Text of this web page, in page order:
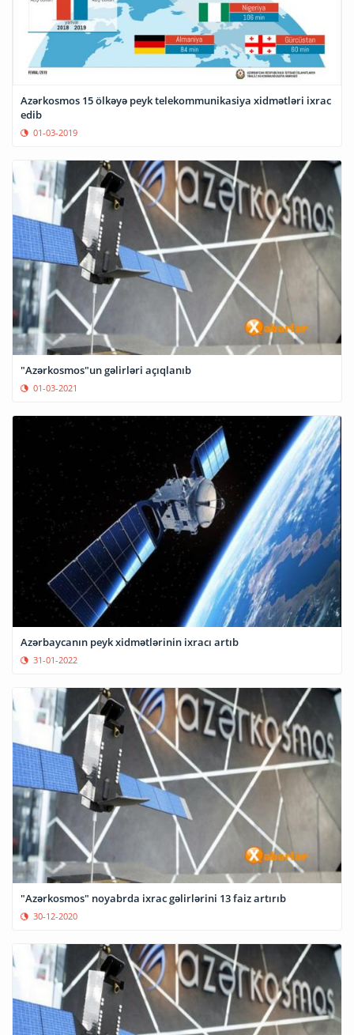
Azərkosmos 15 ölkəyə peyk telekommunikasiya xidmətləri ixrac
edib
01-03-2019
"Azərkosmos"un gəlirləri açıqlanıb
01-03-2021
Azərbaycanın peyk xidmətlərinin ixracı artıb
31-01-2022
"Azərkosmos" noyabrda ixrac gəlirlərini 13 faiz artırıb
30-12-2020